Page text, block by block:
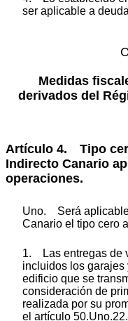
ser aplicable a
Medidas
derivados del
Artículo 4. Tipo
Indirecto Canario
operaciones.
Uno. Será aplicable
Canario el tipo cero
1. Las entregas de
incluidos los garajes
edificio que se
consideración de
realizada por su
el artículo